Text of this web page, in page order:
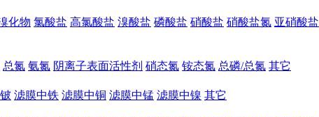
化物 氯酸盐 高氯酸盐 溴酸盐 磷酸盐 硝酸盐 硝酸盐氮 亚硝酸盐
总氮 氨氮 阴离子表面活性剂 硝态氮 铵态氮 总磷/总氮 其它
滤膜中铁 滤膜中铜 滤膜中锰 滤膜中镍 其它